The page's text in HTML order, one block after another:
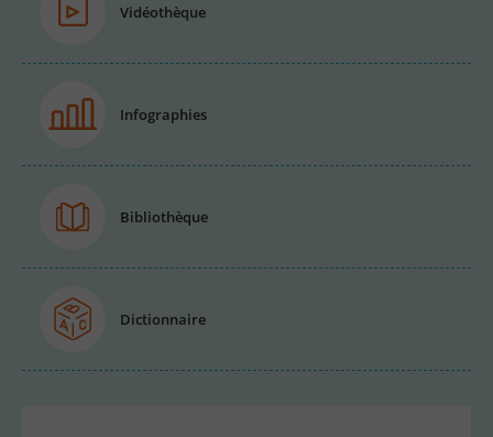
Vidéothèque
Infographies
Bibliothèque
Dictionnaire